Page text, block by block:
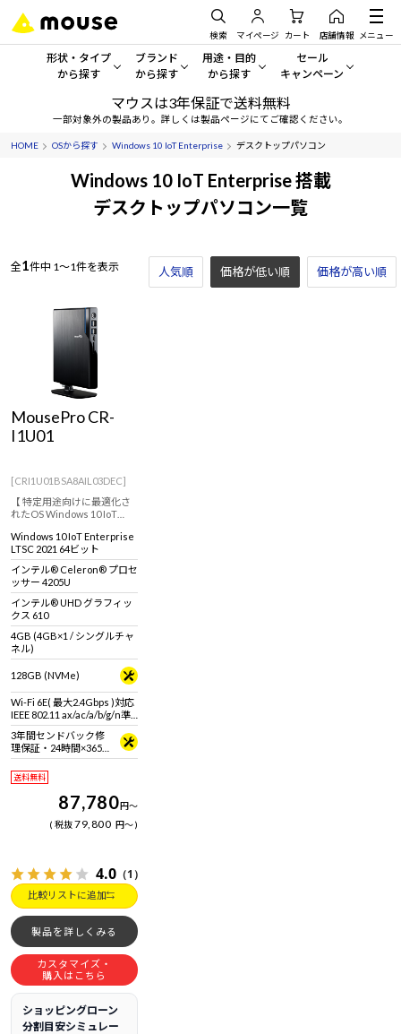
検索 マイページ カート 店舗情報 メニュー
形状・タイプ
から探す
形状・タイプから探す をすべてみる
デスクトップPC
ワークステーション
Windows 11
ブランド
から探す
mouse
G TUNE
MousePro
用途・目的
から探す
一般向けパソコン
ゲーミングPC・ゲーム向けパソコン
クリエイティブ向け
学習向けパソコン
セール
キャンペーン
セール・キャンペー
期間限定セール
アウトレットパソコン
おすすめ目玉パソコン
今イチオシのパソコンをピ
マウスは3年保証で送料無料
一部対象外の製品あり。詳しくは製品ページにてご確認ください。
HOME OSから探す Windows 10 IoT Enterprise デスクトップパソコン
Windows 10 IoT Enterprise 搭載
デスクトップパソコン一覧
全1 件中 1～1件を表示 人気順 価格が低い順 価格が高い順
MousePro CR-
I1U01
[CRI1U01BSA8AIL03DEC]
【 特定用途向けに最適化さ
れたOS Windows 10 IoT
とは異なります。 ※詳しく
は商品説明欄、Windows 10
IoT Enterprise特設ページを
ご覧ください】コンパクト
デスクトップパソコン！
Windows 10 IoT Enterprise
LTSC 2021 64ビット
インテル® Celeron® プロセ
ッサー 4205U
インテル® UHD グラフィッ
クス 610
4GB (4GB×1 / シングルチャ
ネル)
128GB (NVMe)
Wi-Fi 6E( 最大2.4Gbps )対応
IEEE 802.11 ax/ac/a/b/g/n準
拠 ＋ Bluetooth 5内蔵
3年間センドバック修
理保証・24時間×365
日電話サポート
送料無料
87,780円～
税抜79,800 円～
4.0 （1）
比較リストに追加
製品を詳しくみる
カスタマイズ・
購入はこちら
ショッピングローン
分割目安シミュレー